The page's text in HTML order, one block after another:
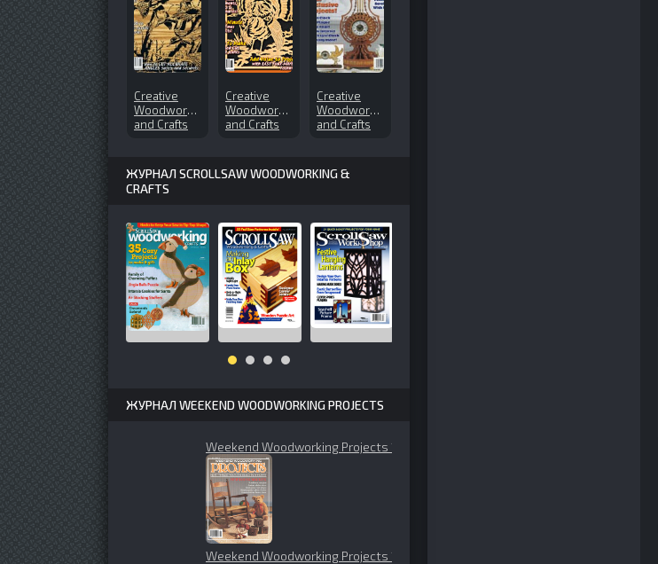
Creative
Woodworks
and Crafts
Creative
Woodworks
and Crafts
Creative
Woodworks
and Crafts
ЖУРНАЛ SCROLLSAW WOODWORKING &
CRAFTS
ЖУРНАЛ WEEKEND WOODWORKING PROJECTS
Weekend Woodworking Projects 1989 №04 (10) July
Weekend Woodworking Projects 1988 №05 September